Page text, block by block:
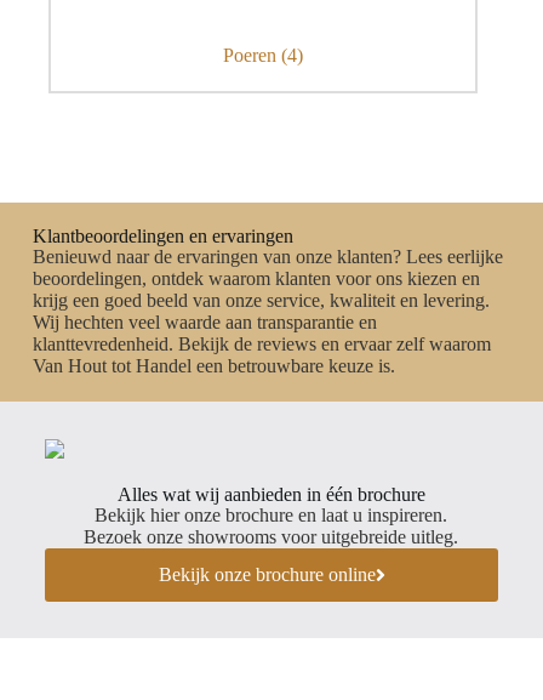
Poeren(4)
Klantbeoordelingen en ervaringen
Benieuwd naar de ervaringen van onze klanten? Lees eerlijke
beoordelingen, ontdek waarom klanten voor ons kiezen en
krijg een goed beeld van onze service, kwaliteit en levering.
Wij hechten veel waarde aan transparantie en
klanttevredenheid. Bekijk de reviews en ervaar zelf waarom
Van Hout tot Handel een betrouwbare keuze is.
Alles wat wij aanbieden in één brochure
Bekijk hier onze brochure en laat u inspireren.
Bezoek onze showrooms voor uitgebreide uitleg.
Bekijk onze brochure online